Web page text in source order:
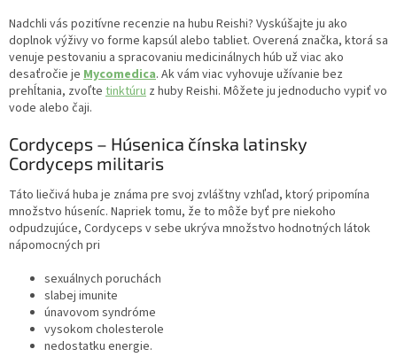
Nadchli vás pozitívne recenzie na hubu Reishi? Vyskúšajte ju ako
doplnok výživy vo forme kapsúl alebo tabliet. Overená značka, ktorá sa
venuje pestovaniu a spracovaniu medicinálnych húb už viac ako
desaťročie je Mycomedica. Ak vám viac vyhovuje užívanie bez
prehĺtania, zvoľte tinktúru z huby Reishi. Môžete ju jednoducho vypiť vo
vode alebo čaji.
Cordyceps – Húsenica čínska latinsky
Cordyceps militaris
Táto liečivá huba je známa pre svoj zvláštny vzhľad, ktorý pripomína
množstvo húseníc. Napriek tomu, že to môže byť pre niekoho
odpudzujúce, Cordyceps v sebe ukrýva množstvo hodnotných látok
nápomocných pri
sexuálnych poruchách
slabej imunite
únavovom syndróme
vysokom cholesterole
nedostatku energie.